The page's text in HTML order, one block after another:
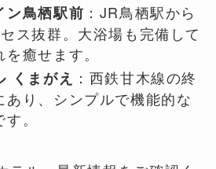
ン鳥栖駅前 ：JR鳥栖駅から
ス抜群。大浴場も完備して
癒せます。
くまがえ ：西鉄甘木線の終
あり、シンプルで機能的な
。